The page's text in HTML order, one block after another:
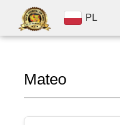
PL
Mateo